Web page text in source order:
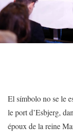
El símbolo no se le
le port d’Esbjerg,
époux de la reine